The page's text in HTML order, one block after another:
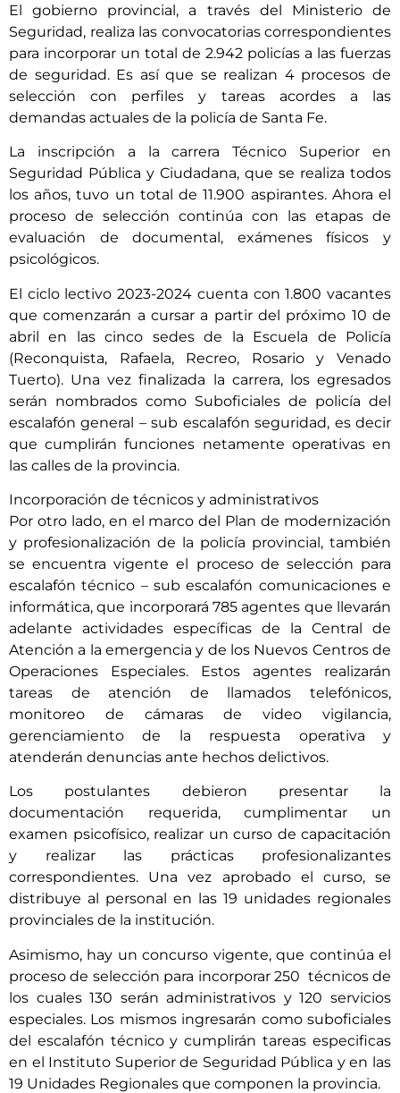
El gobierno provincial, a través del Ministerio de
Seguridad, realiza las convocatorias correspondientes
para incorporar un total de 2.942 policías a las fuerzas
de seguridad. Es así que se realizan 4 procesos de
selección con perfiles y tareas acordes a las
demandas actuales de la policía de Santa Fe.
La inscripción a la carrera Técnico Superior en
Seguridad Pública y Ciudadana, que se realiza todos
los años, tuvo un total de 11.900 aspirantes. Ahora el
proceso de selección continúa con las etapas de
evaluación de documental, exámenes físicos y
psicológicos.
El ciclo lectivo 2023-2024 cuenta con 1.800 vacantes
que comenzarán a cursar a partir del próximo 10 de
abril en las cinco sedes de la Escuela de Policía
(Reconquista, Rafaela, Recreo, Rosario y Venado
Tuerto). Una vez finalizada la carrera, los egresados
serán nombrados como Suboficiales de policía del
escalafón general – sub escalafón seguridad, es decir
que cumplirán funciones netamente operativas en
las calles de la provincia.
Incorporación de técnicos y administrativos
Por otro lado, en el marco del Plan de modernización
y profesionalización de la policía provincial, también
se encuentra vigente el proceso de selección para
escalafón técnico – sub escalafón comunicaciones e
informática, que incorporará 785 agentes que llevarán
adelante actividades específicas de la Central de
Atención a la emergencia y de los Nuevos Centros de
Operaciones Especiales. Estos agentes realizarán
tareas de atención de llamados telefónicos,
monitoreo de cámaras de video vigilancia,
gerenciamiento de la respuesta operativa y
atenderán denuncias ante hechos delictivos.
Los postulantes debieron presentar la
documentación requerida, cumplimentar un
examen psicofísico, realizar un curso de capacitación
y realizar las prácticas profesionalizantes
correspondientes. Una vez aprobado el curso, se
distribuye al personal en las 19 unidades regionales
provinciales de la institución.
Asimismo, hay un concurso vigente, que continúa el
proceso de selección para incorporar 250 técnicos de
los cuales 130 serán administrativos y 120 servicios
especiales. Los mismos ingresarán como suboficiales
del escalafón técnico y cumplirán tareas especificas
en el Instituto Superior de Seguridad Pública y en las
19 Unidades Regionales que componen la provincia.